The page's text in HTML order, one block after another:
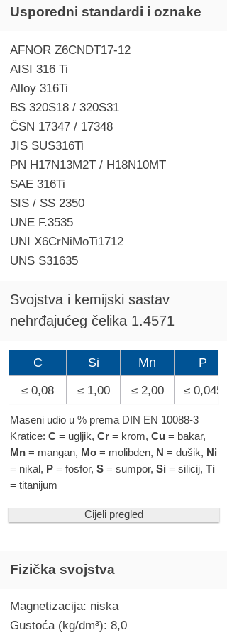
Usporedni standardi i oznake
AFNOR Z6CNDT17-12
AISI 316 Ti
Alloy 316Ti
BS 320S18 / 320S31
ČSN 17347 / 17348
JIS SUS316Ti
PN H17N13M2T / H18N10MT
SAE 316Ti
SIS / SS 2350
UNE F.3535
UNI X6CrNiMoTi1712
UNS S31635
Svojstva i kemijski sastav
nehrđajućeg čelika 1.4571
C Si Mn P
≤ 0,08 ≤ 1,00 ≤ 2,00 ≤ 0,045
Cijeli pregled
Maseni udio u % prema DIN EN 10088-3
Kratice: C = ugljik, Cr = krom, Cu = bakar,
Mn = mangan, Mo = molibden, N = dušik, Ni
= nikal, P = fosfor, S = sumpor, Si = silicij, Ti
= titanijum
Fizička svojstva
Magnetizacija: niska
Gustoća (kg/dm³): 8,0